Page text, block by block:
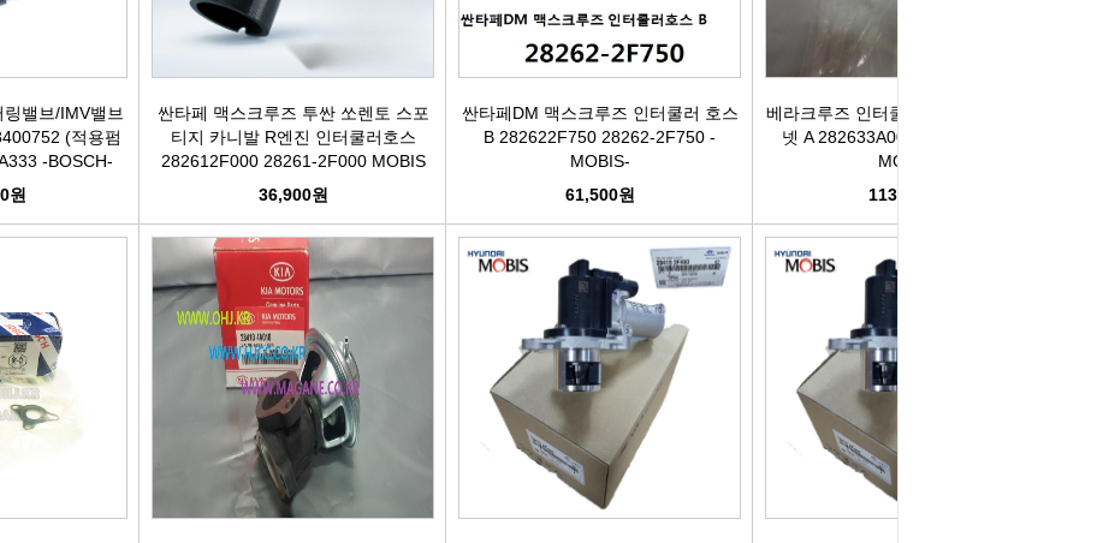
로어암/어퍼암[재제조품]
허브베어링
자동차쇼바
쇼바마운트
어시스트암 [유림]
브레이크디스크[금강]
금강KGC튜닝디스크
외제차튜닝디스크KGC
브레이크캘리퍼[평화]
브레이크휠실린더[대철]
브레이크마스터[대철]
브레이크안전실린더
슈라이닝스프링세트
PM센서
산소센서
연료필터[모비스순정품]
연료필터[보쉬/델파이]
연료필터[서흥/평화PHC]
보쉬인젝터/고압펌프
에어컨콘덴샤[한라/두원]
점화코일[정품]
점화코일[일반품]
가열플러그
PM센서
리모컨키배터리
자동차크락션[혼]
남영라이트전구
필립스라이트전구
외장용품
연료첨가제
핸드폰충전기
도어핸들몰딩
사이드미러[빽미러]
씨그날
자동차엠블럼
자동차글짜[마크]
자동차범퍼몰딩
번호판.볼트
경광등
창문뺏지
밸브/IMV밸브
(적용펌
-BOSCH-
원
싼타페 맥스크루즈 투싼 쏘렌토 스포
티지 카니발 R엔진 인터쿨러호스
282612F000 28261-2F000 MOBIS
36,900원
싼타페DM 맥스크루즈 인터쿨러 호스
B 282622F750 28262-2F750 -
MOBIS-
61,500원
베라크루즈 인터쿨러호스 어셈블리 인
넷 A 282633A002 28263-3A002 -
MOBIS-
113,000원